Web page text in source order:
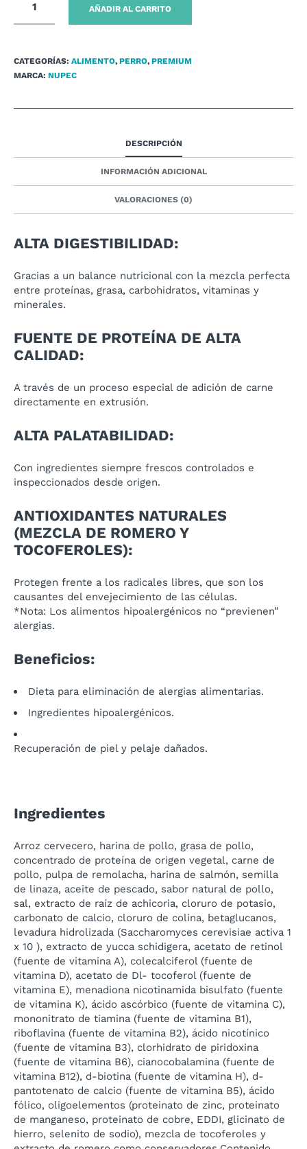
AÑADIR AL CARRITO
CATEGORÍAS: ALIMENTO, PERRO, PREMIUM
MARCA: NUPEC
DESCRIPCIÓN
INFORMACIÓN ADICIONAL
VALORACIONES (0)
ALTA DIGESTIBILIDAD:
Gracias a un balance nutricional con la mezcla perfecta
entre proteínas, grasa, carbohidratos, vitaminas y
minerales.
FUENTE DE PROTEÍNA DE ALTA
CALIDAD:
A través de un proceso especial de adición de carne
directamente en extrusión.
ALTA PALATABILIDAD:
Con ingredientes siempre frescos controlados e
inspeccionados desde origen.
ANTIOXIDANTES NATURALES
(MEZCLA DE ROMERO Y
TOCOFEROLES):
Protegen frente a los radicales libres, que son los
causantes del envejecimiento de las células.
*Nota: Los alimentos hipoalergénicos no “previenen”
alergias.
Beneficios:
Dieta para eliminación de alergias alimentarias.
Ingredientes hipoalergénicos.
Recuperación de piel y pelaje dañados.
Ingredientes
Arroz cervecero, harina de pollo, grasa de pollo,
concentrado de proteína de origen vegetal, carne de
pollo, pulpa de remolacha, harina de salmón, semilla
de linaza, aceite de pescado, sabor natural de pollo,
sal, extracto de raíz de achicoria, cloruro de potasio,
carbonato de calcio, cloruro de colina, betaglucanos,
levadura hidrolizada (Saccharomyces cerevisiae activa 1
x 10 ), extracto de yucca schidigera, acetato de retinol
(fuente de vitamina A), colecalciferol (fuente de
vitamina D), acetato de Dl- tocoferol (fuente de
vitamina E), menadiona nicotinamida bisulfato (fuente
de vitamina K), ácido ascórbico (fuente de vitamina C),
mononitrato de tiamina (fuente de vitamina B1),
riboflavina (fuente de vitamina B2), ácido nicotínico
(fuente de vitamina B3), clorhidrato de piridoxina
(fuente de vitamina B6), cianocobalamina (fuente de
vitamina B12), d-biotina (fuente de vitamina H), d-
pantotenato de calcio (fuente de vitamina B5), ácido
fólico, oligoelementos (proteinato de zinc, proteinato
de manganeso, proteinato de cobre, EDDI, glicinato de
hierro, selenito de sodio), mezcla de tocoferoles y